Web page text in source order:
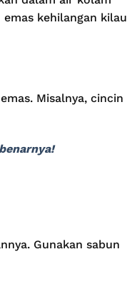
kehilangan kilau
Misalnya, cincin
Gunakan sabun